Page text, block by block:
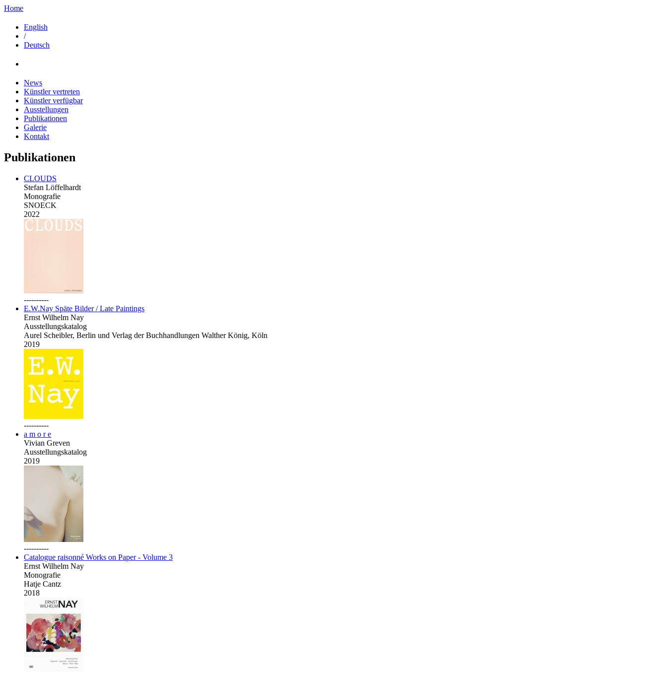
Home
English
/
Deutsch
News
Künstler vertreten
Künstler verfügbar
Ausstellungen
Publikationen
Galerie
Kontakt
Publikationen
CLOUDS
Stefan Löffelhardt
Monografie
SNOECK
2022
----------
E.W.Nay Späte Bilder / Late Paintings
Ernst Wilhelm Nay
Ausstellungskatalog
Aurel Scheibler, Berlin und Verlag der Buchhandlungen Walther König, Köln
2019
----------
a m o r e
Vivian Greven
Ausstellungskatalog
2019
----------
Catalogue raisonné Works on Paper - Volume 3
Ernst Wilhelm Nay
Monografie
Hatje Cantz
2018